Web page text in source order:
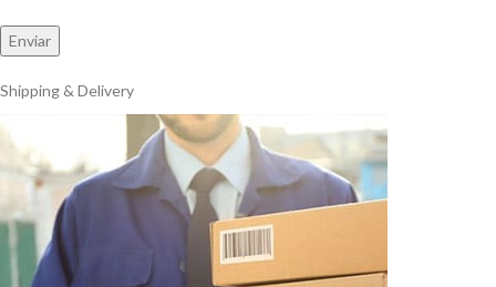
Shipping & Delivery